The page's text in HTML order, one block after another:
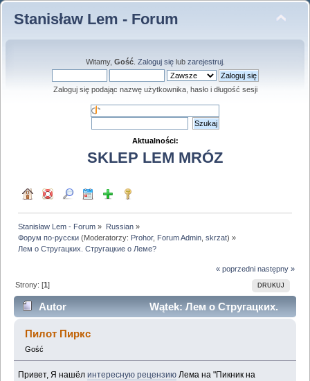
Stanisław Lem - Forum
Witamy, Gość. Zaloguj sięlub zarejestruj.
Zaloguj się podając nazwę użytkownika, hasło i długość sesji
Aktualności:
SKLEP LEM MRÓZ
Stanisław Lem - Forum » Russian»
Форум по-русски (Moderatorzy: Prohor, Forum Admin ,skrzat) »
Лем о Стругацких. Стругацкие о Леме?
« poprzedni następny »
DRUKUJ
Strony: [1]
Autor
Wątek: Лем о Стругацких.
Стругацкие о Леме? (Przeczytany 69610 razy)
Пилот Пиркс
Gość
Привет, Я нашёлинтересную рецензию Лема на "Пикник на